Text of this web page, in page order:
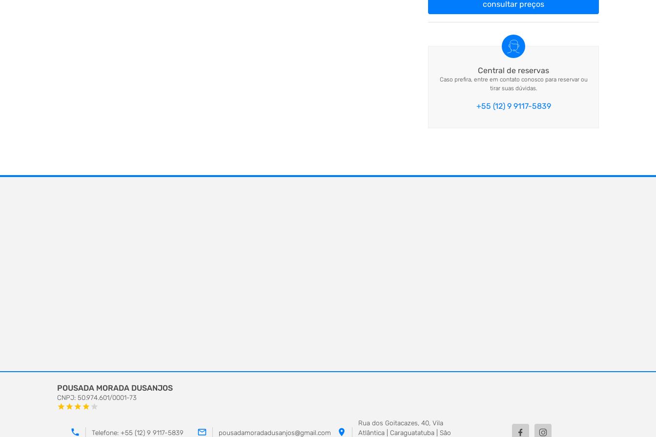
consultar preços
Central de reservas
Caso prefira, entre em contato conosco para reservar ou
tirar suas dúvidas.
+55 (12) 9 9117-5839
POUSADA MORADA DUSANJOS
CNPJ: 50.974.601/0001-73
starstarstarstar star
phone Telefone: +55 (12) 9 9117-5839 mail_outline pousadamoradadusanjos@gmail.com location_on
Rua dos Goitacazes, 40, Vila
Atlântica | Caraguatatuba | São